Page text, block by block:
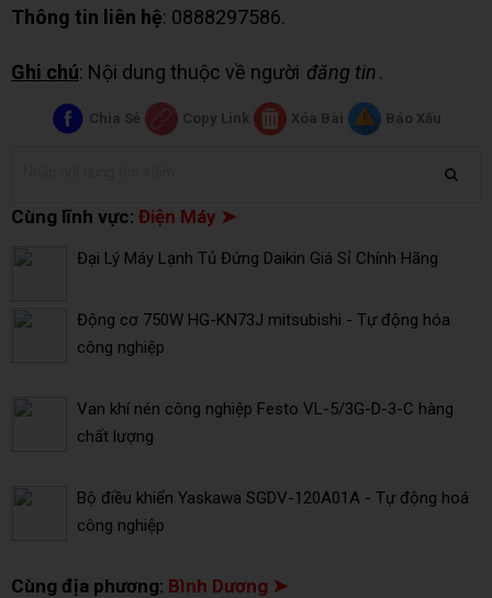
Thông tin liên hệ: 0888297586.
Ghi chú: Nội dung thuộc về người đăng tin.
Chia Sẻ Copy Link Xóa Bài Báo Xấu
Cùng lĩnh vực: Điện Máy ➤
Đại Lý Máy Lạnh Tủ Đứng Daikin Giá Sỉ Chính Hãng
Động cơ 750W HG-KN73J mitsubishi - Tự động hóa
công nghiệp
Van khí nén công nghiệp Festo VL-5/3G-D-3-C hàng
chất lượng
Bộ điều khiển Yaskawa SGDV-120A01A - Tự động hoá
công nghiệp
Cùng địa phương: Bình Dương ➤